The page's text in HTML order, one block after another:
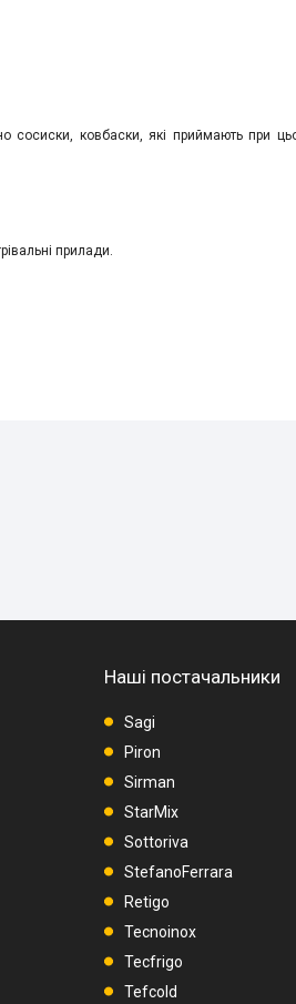
сосиски, ковбаски, які приймають при
прилади.
Наші постачальники
Sagi
Piron
Sirman
StarMix
Sottoriva
StefanoFerrara
Retigo
Tecnoinox
Tecfrigo
Tefcold